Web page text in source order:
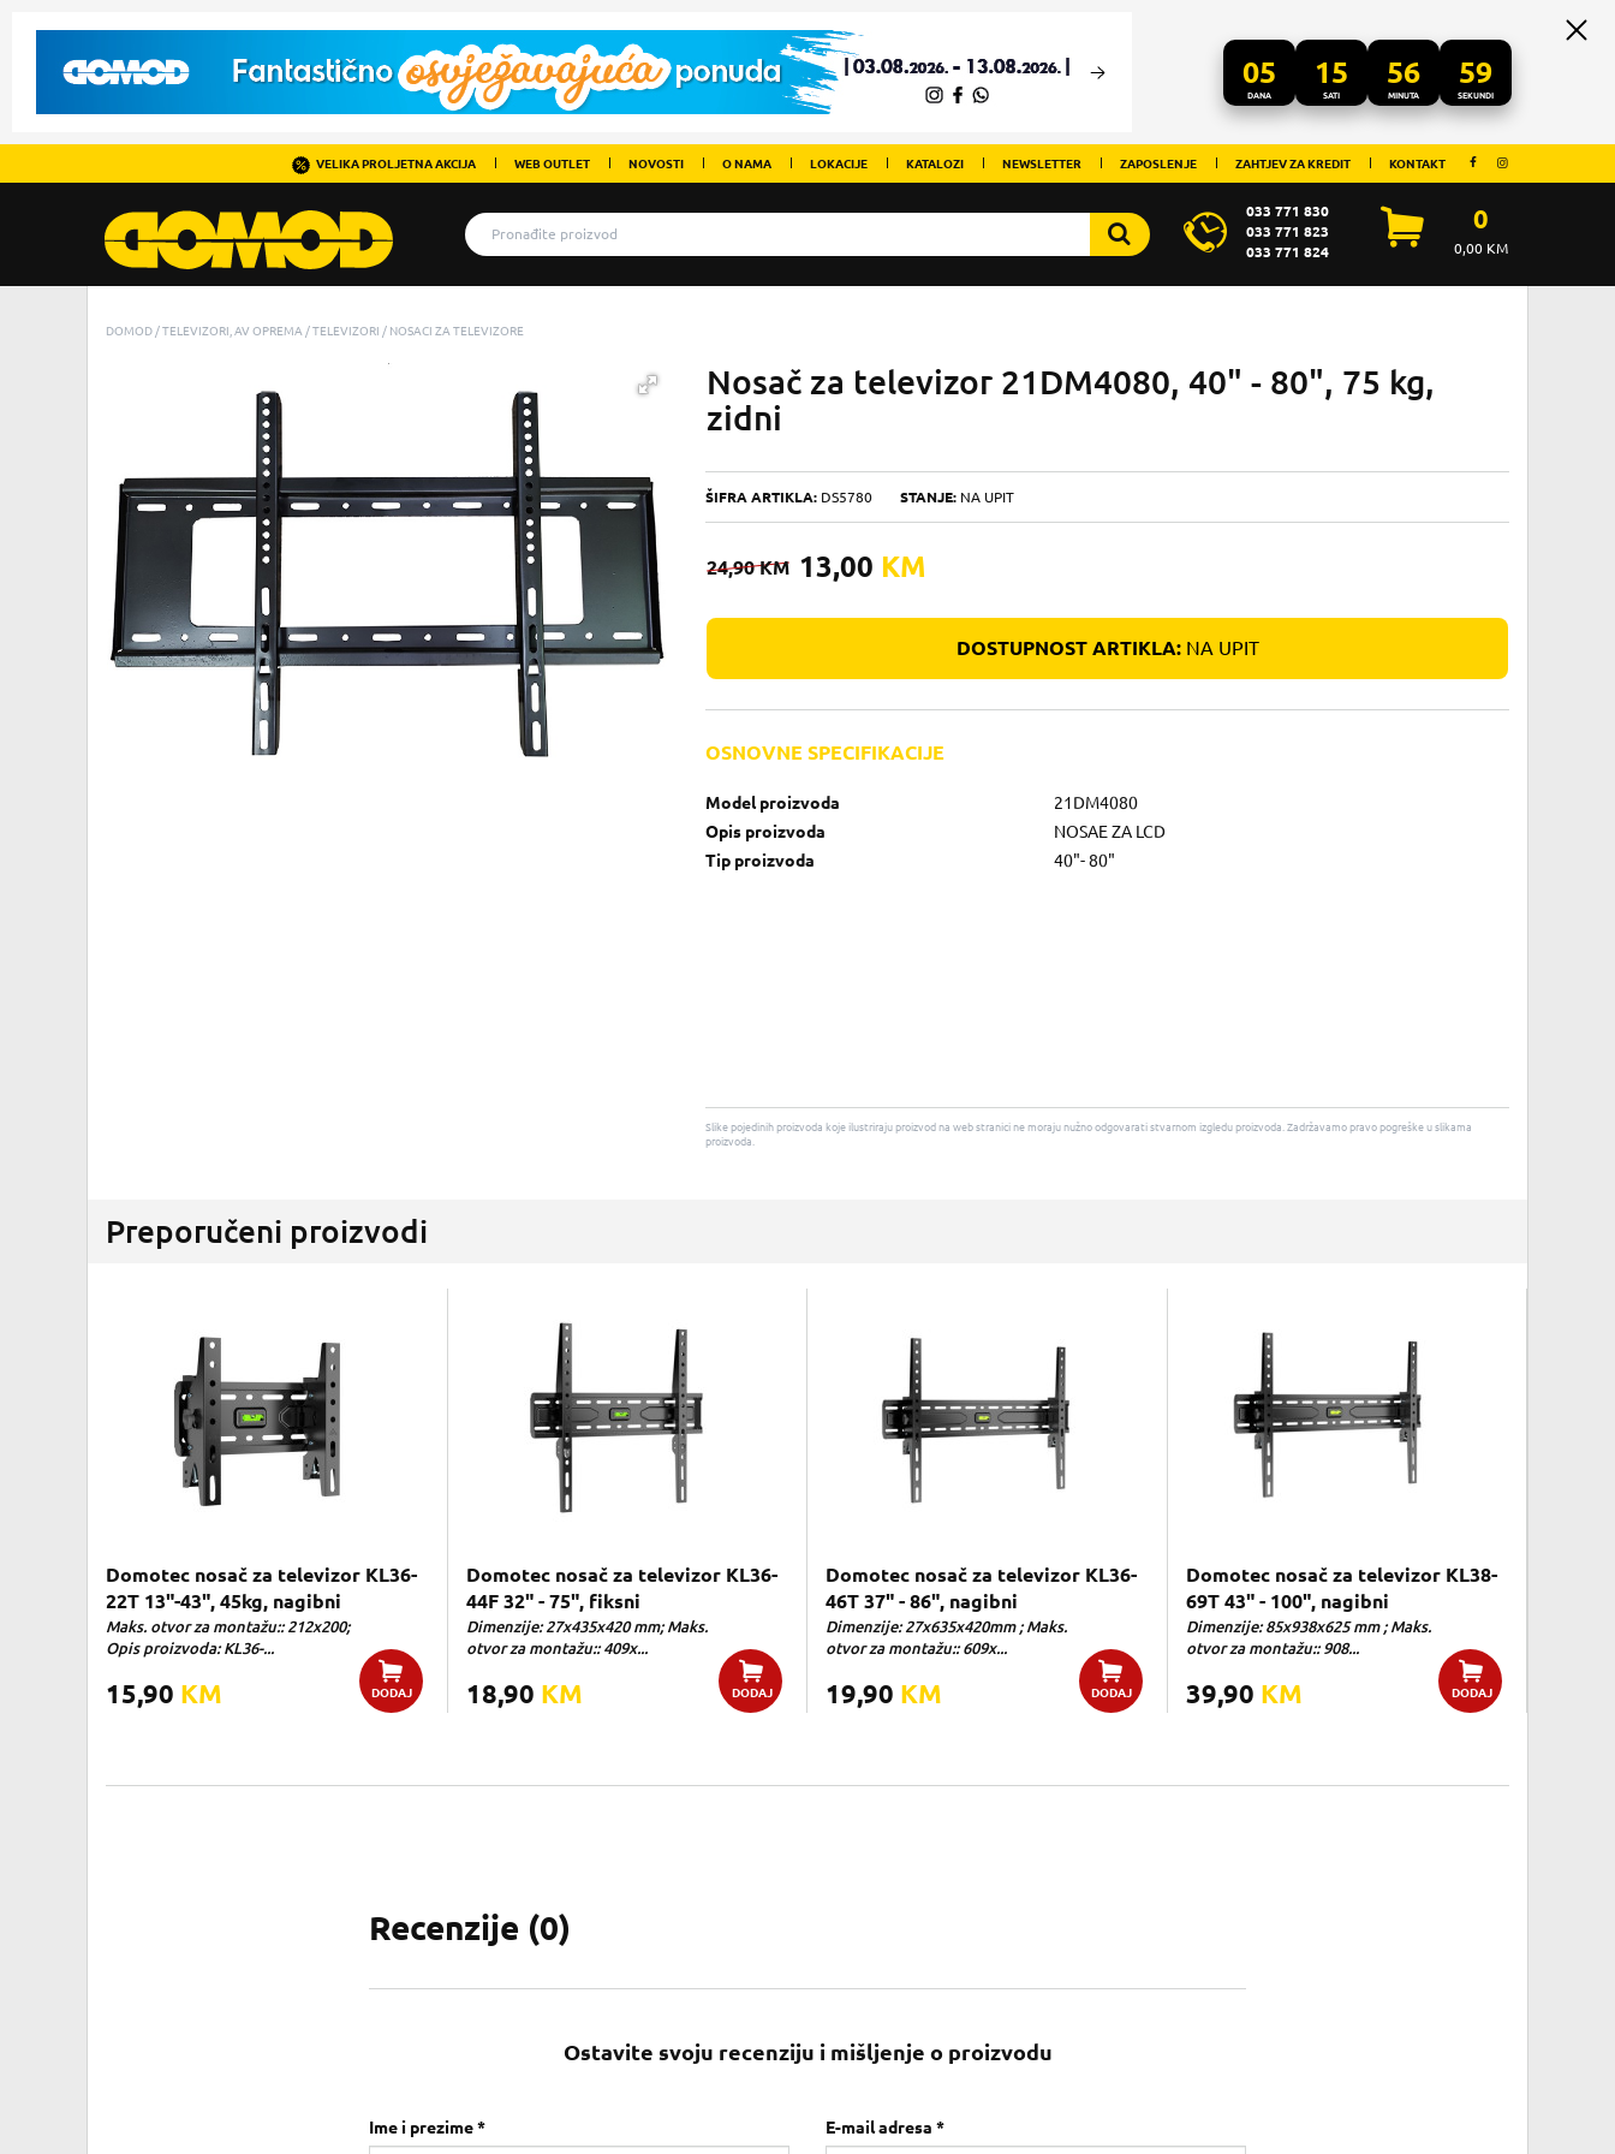
05
DANA
15
SATI
56
MINUTA
59
SEKUNDI
VELIKA PROLJETNA AKCIJA WEB OUTLET NOVOSTI O NAMA LOKACIJE KATALOZI NEWSLETTER ZAPOSLENJE ZAHTJEV ZA KREDIT KONTAKT
033 771 830
033 771 823
033 771 824
0
0,00KM
DOMOD TELEVIZORI, AV OPREMA TELEVIZORI NOSACI ZA TELEVIZORE
Nosač za televizor 21DM4080, 40" - 80", 75 kg,
zidni
ŠIFRA ARTIKLA: DS5780 STANJE: NA UPIT
24,90KM 13,00 KM
DOSTUPNOST ARTIKLA:NA UPIT
OSNOVNE SPECIFIKACIJE
Model proizvoda
21DM4080
Opis proizvoda
NOSAE ZA LCD
Tip proizvoda
40"- 80"
Slike pojedinih proizvoda koje ilustriraju proizvod na web stranici ne moraju nužno odgovarati stvarnom izgledu proizvoda. Zadržavamo pravo pogreške u slikama
proizvoda.
Preporučeni proizvodi
Domotec nosač za televizor KL36-
22T 13"-43", 45kg, nagibni
Maks. otvor za montažu:: 212x200;
Opis proizvoda: KL36-...
15,90 KM DODAJ
Domotec nosač za televizor KL36-
44F 32" - 75", fiksni
Dimenzije: 27x435x420 mm; Maks.
otvor za montažu:: 409x...
18,90 KM DODAJ
Domotec nosač za televizor KL36-
46T 37" - 86", nagibni
Dimenzije: 27x635x420mm ; Maks.
otvor za montažu:: 609x...
19,90 KM DODAJ
Domotec nosač za televizor KL38-
69T 43" - 100", nagibni
Dimenzije: 85x938x625 mm ; Maks.
otvor za montažu:: 908...
39,90 KM DODAJ
Recenzije (0)
Ostavite svoju recenziju i mišljenje o proizvodu
Ime i prezime * E-mail adresa *